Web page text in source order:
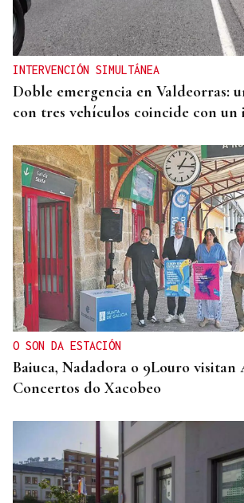
INTERVENCIÓN SIMULTÁNEA
Doble emergencia en Valdeorras:
con tres vehículos coincide con un
O SON DA ESTACIÓN
Baiuca, Nadadora o 9Louro visitan
Concertos do Xacobeo